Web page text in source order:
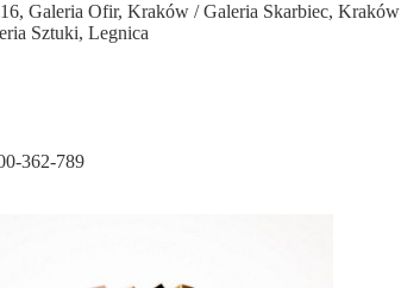
Galeria Ofir, Kraków / Galeria Skarbiec, Kraków
Sztuki, Legnica
362-789